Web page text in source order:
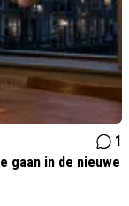
1
gaan in de nieuwe